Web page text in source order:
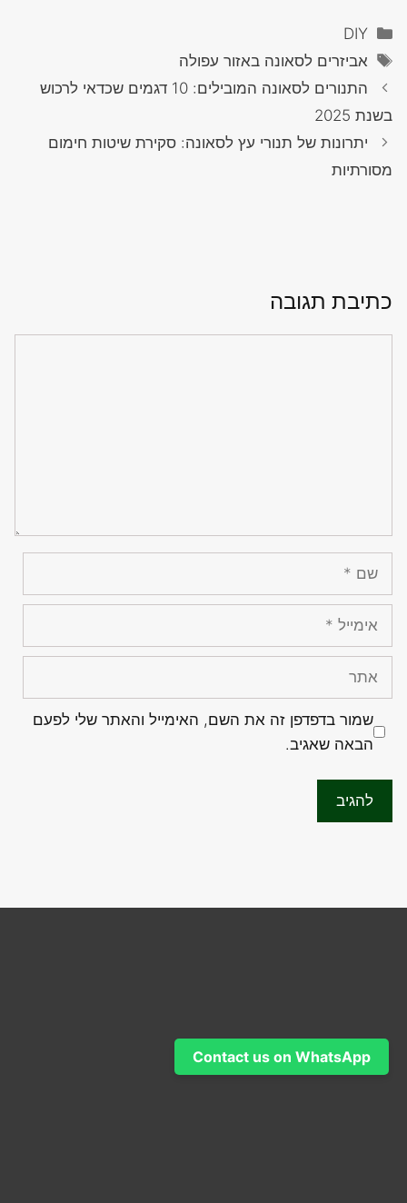
קטגוריות
DIY
תגיות
אביזרים לסאונה באזור עפולה
התנורים לסאונה המובילים: 10 דגמים שכדאי לרכוש
בשנת 2025
יתרונות של תנורי עץ לסאונה: סקירת שיטות חימום
מסורתיות
כתיבת תגובה
שמור בדפדפן זה את השם, האימייל והאתר שלי לפעם
הבאה שאגיב.
Contact us on WhatsApp